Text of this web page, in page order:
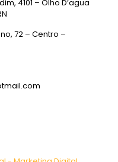
4101 – Olho D’agua
72 – Centro –